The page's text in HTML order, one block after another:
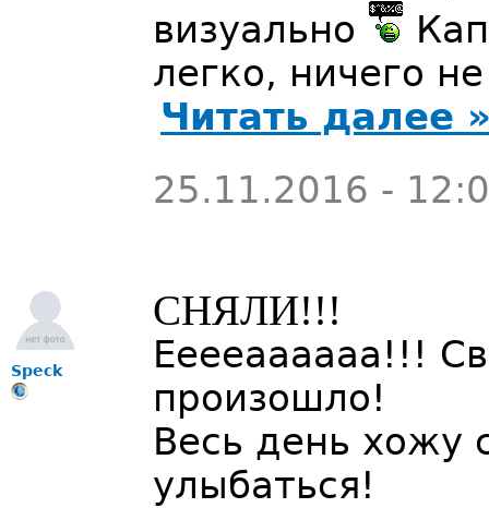
визуально
легко, ничего
Читать далее
25.11.2016 -
Speck
СНЯЛИ!!!
Ееееаааааа!!!
произошло!
Весь день хожу
улыбаться!